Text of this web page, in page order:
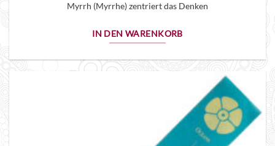
Myrrh (Myrrhe) zentriert das Denken
IN DEN WARENKORB